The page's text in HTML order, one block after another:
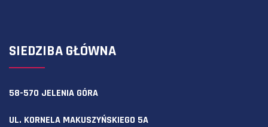
SIEDZIBA GŁÓWNA
58-570 JELENIA GÓRA
UL. KORNELA MAKUSZYŃSKIEGO 5A